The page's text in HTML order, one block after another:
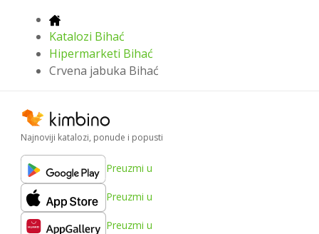
Katalozi Bihać
Hipermarketi Bihać
Crvena jabuka Bihać
Najnoviji katalozi, ponude i popusti
Preuzmi u
Preuzmi u
Preuzmi u